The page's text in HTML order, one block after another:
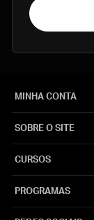
MINHA CONTA
SOBRE O SITE
CURSOS
PROGRAMAS